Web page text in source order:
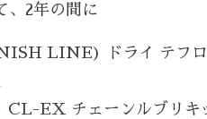
、2年の間に
LINE) ドライ テフロ
EX チェーンルブリキ